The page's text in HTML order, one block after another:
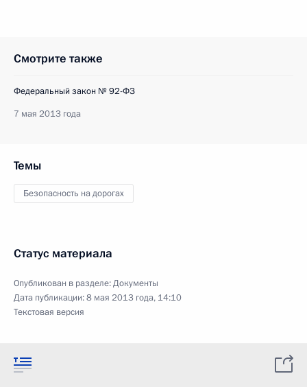
Смотрите также
Федеральный закон № 92-ФЗ
7 мая 2013 года
Темы
Безопасность на дорогах
Статус материала
Опубликован в разделе:Документы
Дата публикации:8 мая 2013 года, 14:10
Текстовая версия